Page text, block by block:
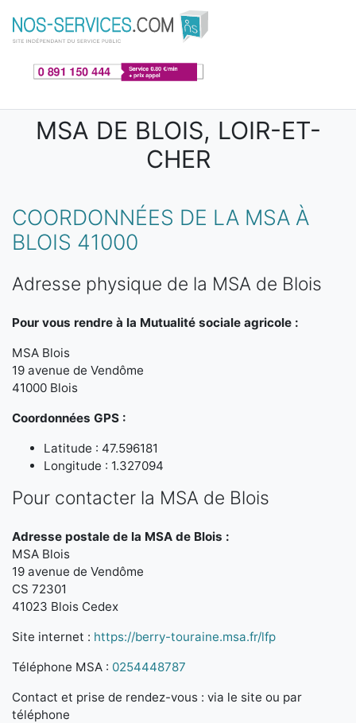
Aller au contenu principal
MSA DE BLOIS, LOIR-ET-
CHER
COORDONNÉES DE LA MSA À
BLOIS 41000
Adresse physique de la MSA de Blois
Pour vous rendre à la Mutualité sociale agricole :
MSA Blois
19 avenue de Vendôme
41000 Blois
Coordonnées GPS :
Latitude : 47.596181
Longitude : 1.327094
Pour contacter la MSA de Blois
Adresse postale de la MSA de Blois :
MSA Blois
19 avenue de Vendôme
CS 72301
41023 Blois Cedex
Site internet : https://berry-touraine.msa.fr/lfp
Téléphone MSA : 0254448787
Contact et prise de rendez-vous : via le site ou par
téléphone